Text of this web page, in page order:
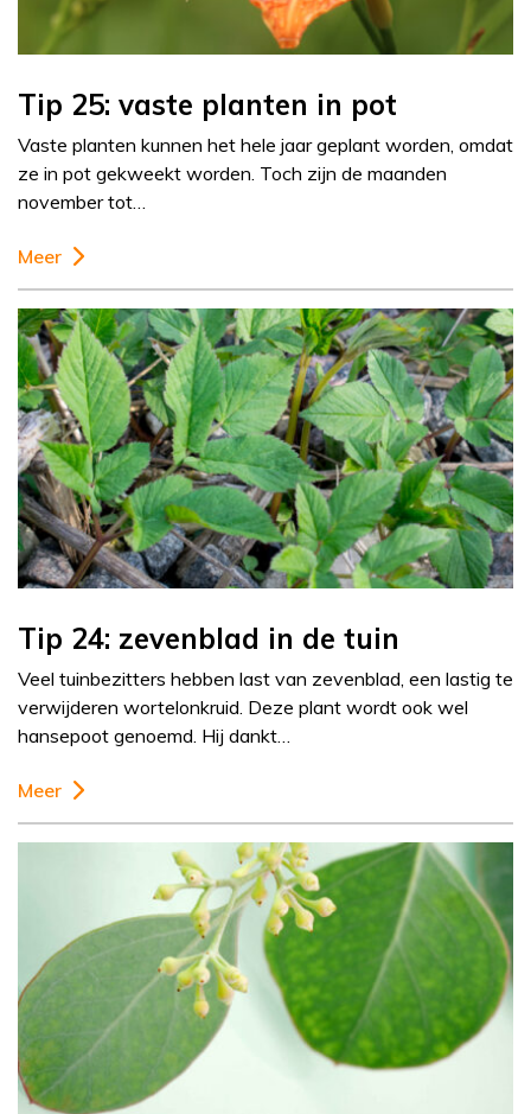
Tip 25: vaste planten in pot
Vaste planten kunnen het hele jaar geplant worden, omdat
ze in pot gekweekt worden. Toch zijn de maanden
november tot…
Meer
Tip 24: zevenblad in de tuin
Veel tuinbezitters hebben last van zevenblad, een lastig te
verwijderen wortelonkruid. Deze plant wordt ook wel
hansepoot genoemd. Hij dankt…
Meer